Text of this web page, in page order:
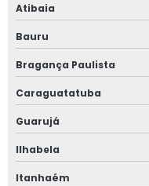
Projeto de aterramento
Projeto elétrico de alta
Projeto elétrico completo
Projeto elétrico
Projeto elétrico
Atibaia
Bauru
Bragança Paulista
Caraguatatuba
Guarujá
Ilhabela
Itanhaém